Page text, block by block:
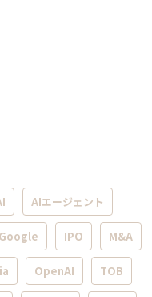
AIエージェント
Google IPO M&A
OpenAI TOB